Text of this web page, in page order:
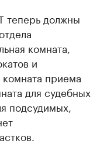
теперь должны
комната,
и
приема
для судебных
подсудимых,